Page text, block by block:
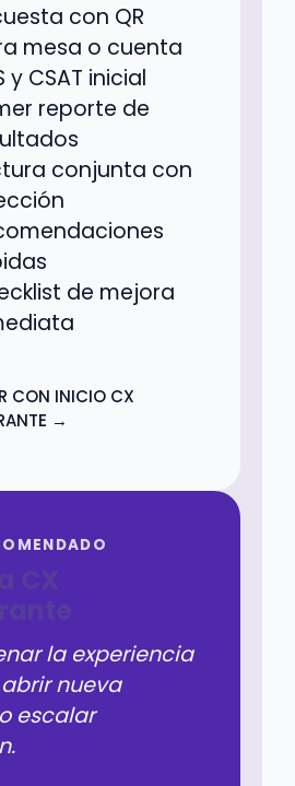
con QR
mesa o cuenta
y CSAT inicial
reporte de
conjunta con
de mejora
CON INICIO CX
→
la experiencia
nueva
escalar